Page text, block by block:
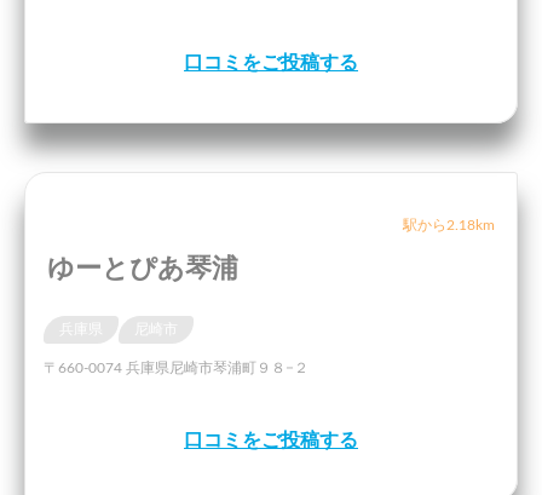
口コミをご投稿する
駅から2.18km
ゆーとぴあ琴浦
〒660-0074 兵庫県尼崎市琴浦町９８−２
口コミをご投稿する